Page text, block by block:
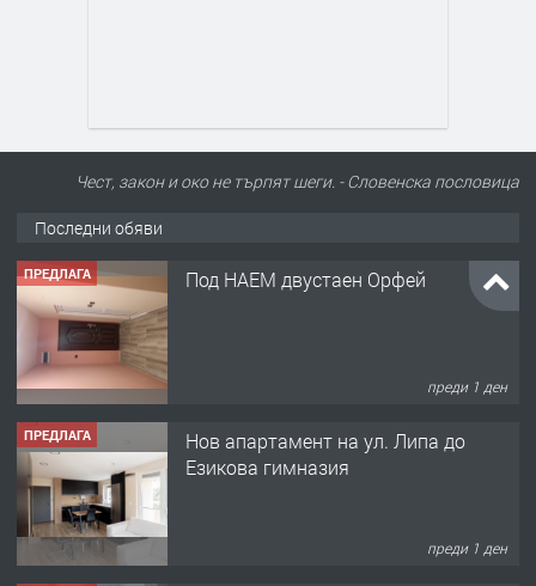
Чест, закон и око не търпят шеги. - Словенскa пословица
Последни обяви
ПРЕДЛАГА Под НАЕМ двустаен Орфей
преди 1 ден
ПРЕДЛАГА
Нов апартамент на ул. Липа до
Езикова гимназия
преди 1 ден